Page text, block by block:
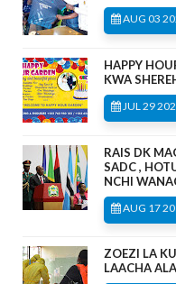
AUG 03
HAPPY
KWA
JUL 29
RAIS DK
SADC ,
NCHI
AUG 17
ZOEZI LA
LAACHA